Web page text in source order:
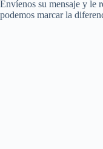
Envíenos su mensaje y le
podemos marcar la